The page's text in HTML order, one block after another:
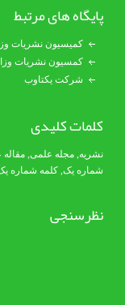
پایگاه های مرتبط
کمیسیون نشریات
کمسیون نشریات
شرکت یکتاوب
کلمات کلیدی
نشریه, مجله علمی,مقاله
شماره یک ,کلمه شماره یک ,
نظرسنجی